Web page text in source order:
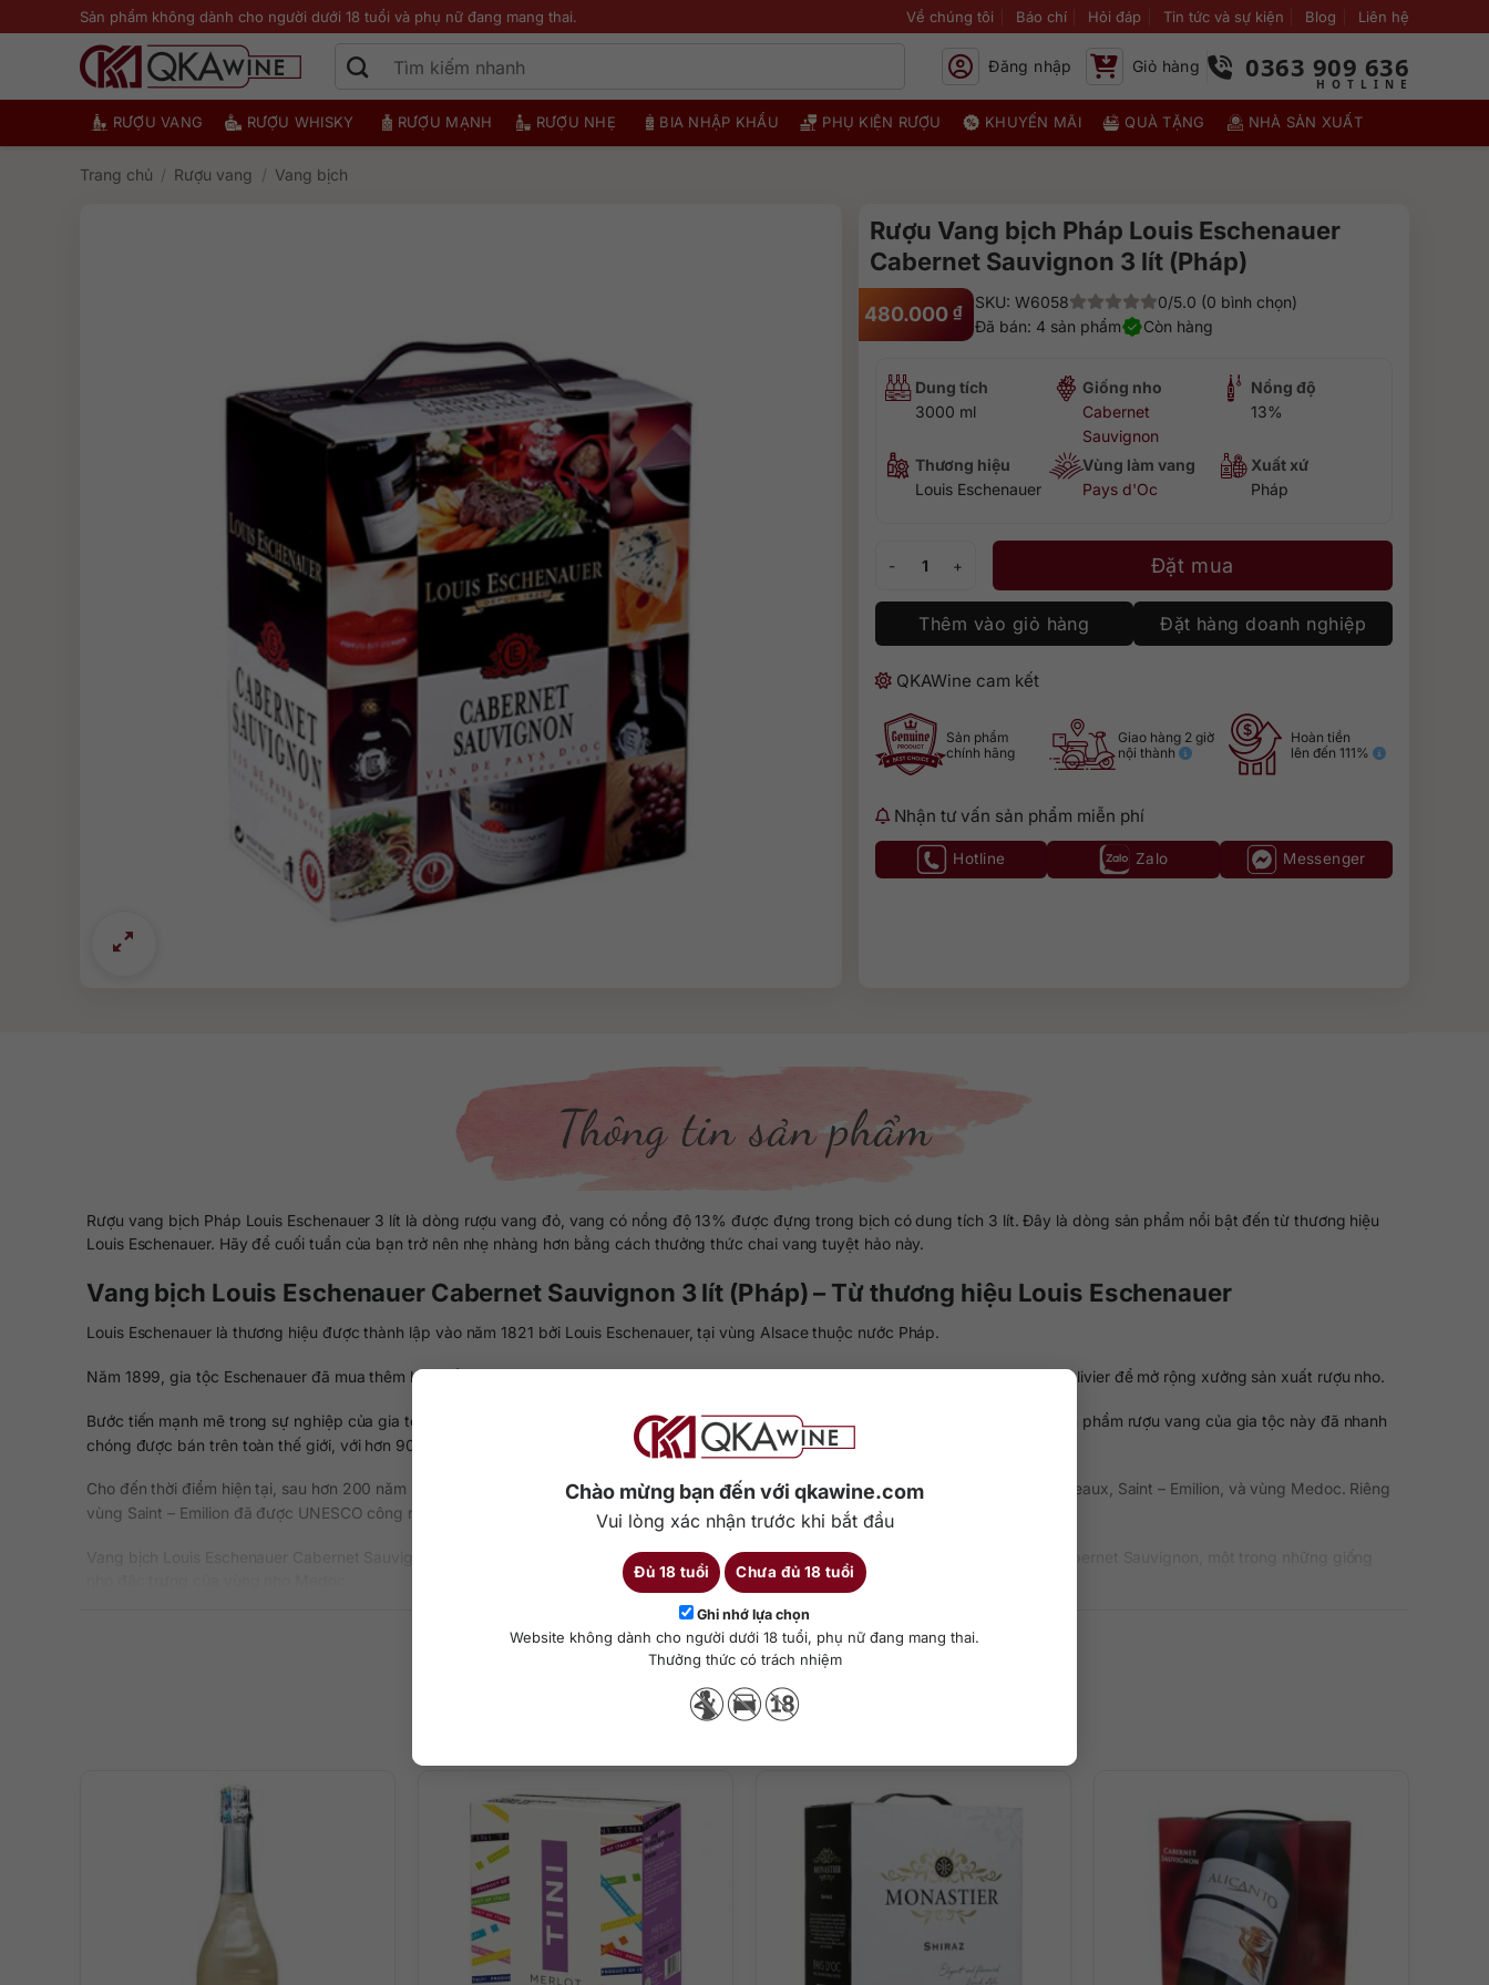
Chào mừng bạn đến với qkawine.com
Vui lòng xác nhận trước khi bắt đầu
Đủ 18 tuổi Chưa đủ 18 tuổi
Ghi nhớ lựa chọn
Website không dành cho người dưới 18 tuổi, phụ nữ đang mang thai.
Thưởng thức có trách nhiệm
qua
Sản phẩm không dành cho người dưới 18 tuổi và phụ nữ đang mang thai. Về chúng tôi Báo chí Hỏi đáp Tin tức và sự kiện Blog Liên hệ
Đăng nhập Giỏ hàng 0363 909 636
RƯỢU VANG RƯỢU WHISKY RƯỢU MẠNH RƯỢU NHẸ BIA NHẬP KHẨU PHỤ KIỆN RƯỢU KHUYẾN MÃI QUÀ TẶNG NHÀ SẢN XUẤT
Trang chủ / Rượu vang / Vang bịch
Rượu Vang bịch Pháp Louis Eschenauer
Cabernet Sauvignon 3 lít (Pháp)
480.000 ₫ SKU: W6058
0/5.0 (0 bình chọn)
Đã bán: 4 sản phẩm
Còn hàng
Dung tích
3000 ml
Giống nho
Cabernet
Sauvignon
Nồng độ
13%
Thương hiệu
Louis Eschenauer
Vùng làm vang
Pays d'Oc
Xuất xứ
Pháp
Rượu Vang bịch Pháp Louis Eschenauer Cabernet Sauvignon 3 lít (Pháp) số lượng
Đặt mua
Thêm vào giỏ hàng Đặt hàng doanh nghiệp
QKAWine cam kết
Sản phẩm
chính hãng
Giao hàng 2 giờ
nội thành
Hoàn tiền
lên đến 111%
Nhận tư vấn sản phẩm miễn phí
Hotline Zalo Messenger
Thông tin sản phẩm
Rượu vang bịch Pháp Louis Eschenauer 3 lít là dòng rượu vang đỏ, vang có nồng độ 13% được đựng trong bịch có dung tích 3 lít. Đây là dòng sản phẩm nổi bật đến từ thương hiệu
Louis Eschenauer. Hãy để cuối tuần của bạn trở nên nhẹ nhàng hơn bằng cách thưởng thức chai vang tuyệt hảo này.
Vang bịch Louis Eschenauer Cabernet Sauvignon 3 lít (Pháp) – Từ thương hiệu Louis Eschenauer
Louis Eschenauer là thương hiệu được thành lập vào năm 1821 bởi Louis Eschenauer, tại vùng Alsace thuộc nước Pháp.
Năm 1899, gia tộc Eschenauer đã mua thêm khu đất Terrefort La Tour de Mons thuộc quận Sous Sans, Médoc và cả vườn nho Chateau Olivier để mở rộng xưởng sản xuất rượu nho.
Bước tiến mạnh mẽ trong sự nghiệp của gia tộc này bắt đầu từ năm 2007, khi họ tham gia vào nhóm Les Grands Chais de France, các sản phẩm rượu vang của gia tộc này đã nhanh
chóng được bán trên toàn thế giới, với hơn 90 quốc gia và vùng lãnh thổ.
Cho đến thời điểm hiện tại, sau hơn 200 năm phát triển. Gia tộc đã có 3 khu vực trồng nho rộng lớn, với sản lượng nho dồi dào: vùng Bordeaux, Saint – Emilion, và vùng Medoc. Riêng
vùng Saint – Emilion đã được UNESCO công nhận là di sản thế giới với giống nho Merlot.
Vang bịch Louis Eschenauer Cabernet Sauvignon 3 lít (Pháp) là sản phẩm tuyệt vời của thương hiệu, sản phẩm được làm từ giống nho Cabernet Sauvignon, một trong những giống
Giống nho: Cabernet Sauvignon
Màu sắc: Đỏ đậm
Nhiệt Độ Phục Vụ: Vang sẽ ngon nhất khi ở nhiệt độ từ 16-18 độ.
Hương vị tinh tế
Rượu vang là sự kết hợp hài hòa giữa các loại hoa quả như mứt đỏ, quả lý chua, các loại nho tươi, kết hợp với cam, quýt. Khi uống, bạn sẽ cảm nhận được hương vị ngọt ngào, nhẹ
Chi tiết
Sản phẩm tương tự